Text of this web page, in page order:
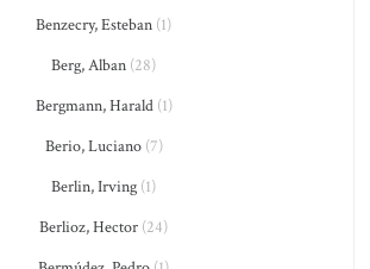
Benzecry, Esteban (1)
Berg, Alban (28)
Bergmann, Harald(1)
Berio, Luciano(7)
Berlin, Irving (1)
Berlioz, Hector (24)